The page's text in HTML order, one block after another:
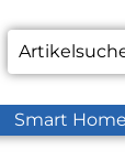
Smart Home